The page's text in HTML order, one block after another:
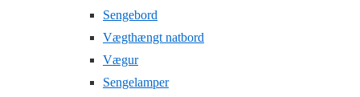
Sengebord
Vægthængt natbord
Vægur
Sengelamper